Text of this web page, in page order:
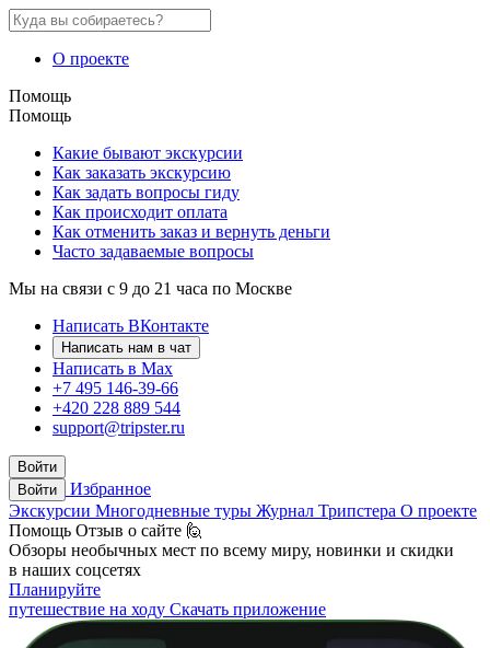
О проекте
Помощь
Помощь
Какие бывают экскурсии
Как заказать экскурсию
Как задать вопросы гиду
Как происходит оплата
Как отменить заказ и вернуть деньги
Часто задаваемые вопросы
Мы на связи с 9 до 21 часа по Москве
Написать ВКонтакте
Написать нам в чат
Написать в Max
+7 495 146-39-66
+420 228 889 544
support@tripster.ru
Войти
Войти
Избранное
Экскурсии Многодневные туры Журнал Трипстера О проекте
Помощь Отзыв о сайте 🙋
Обзоры необычных мест по всему миру, новинки и скидки
в наших соцсетях
Планируйте
путешествие на ходу Скачать приложение